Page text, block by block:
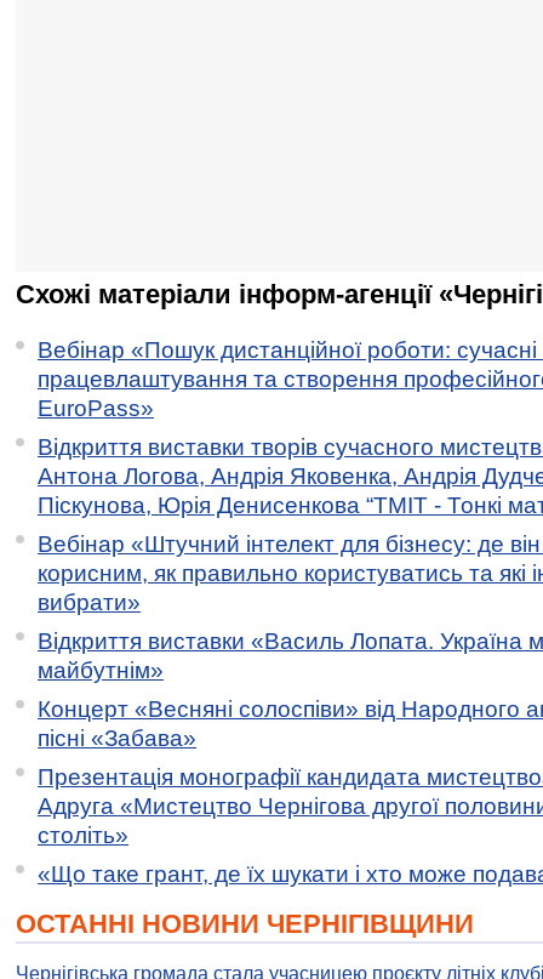
Схожі матеріали інформ-агенції
Вебінар «Пошук дистанційної роботи:
працевлаштування та створення
EuroPass»
Відкриття виставки творів сучасного
Антона Логова, Андрія Яковенка, Андрія
Піскунова, Юрія Денисенкова “ТМІТ - Тонкі
Вебінар «Штучний інтелект для бізнесу: де
корисним, як правильно користуватись та які
вибрати»
Відкриття виставки «Василь Лопата. Україна
майбутнім»
Концерт «Весняні солоспіви» від Народного
пісні «Забава»
Презентація монографії кандидата
Адруга «Мистецтво Чернігова другої
століть»
«Що таке грант, де їх шукати і хто може
ОСТАННІ НОВИНИ ЧЕРНІГІВЩИНИ
Чернігівська громада стала учасницею проєкту літніх